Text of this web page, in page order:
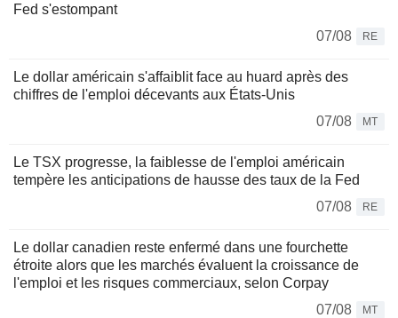
Fed s'estompant
07/08
RE
Le dollar américain s'affaiblit face au huard après des
chiffres de l'emploi décevants aux États-Unis
07/08
MT
Le TSX progresse, la faiblesse de l'emploi américain
tempère les anticipations de hausse des taux de la Fed
07/08
RE
Le dollar canadien reste enfermé dans une fourchette
étroite alors que les marchés évaluent la croissance de
l'emploi et les risques commerciaux, selon Corpay
07/08
MT